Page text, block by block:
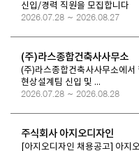
신입/경력 직원을 모집합니다
2026.07.28 ~ 2026.08.27
(주)라스종합건축사사무소
(주)라스종합건축사사무소에서
현상설계팀 신입 및 ...
2026.07.28 ~ 2026.08.28
주식회사 아지오디자인
[아지오디자인 채용공고] 아지